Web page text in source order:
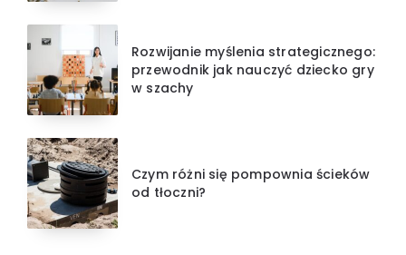
Rozwijanie myślenia strategicznego:
przewodnik jak nauczyć dziecko gry
w szachy
Czym różni się pompownia ścieków
od tłoczni?